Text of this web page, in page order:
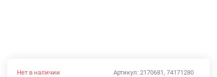
Артикул: 2170681, 74171280
Нет в наличии